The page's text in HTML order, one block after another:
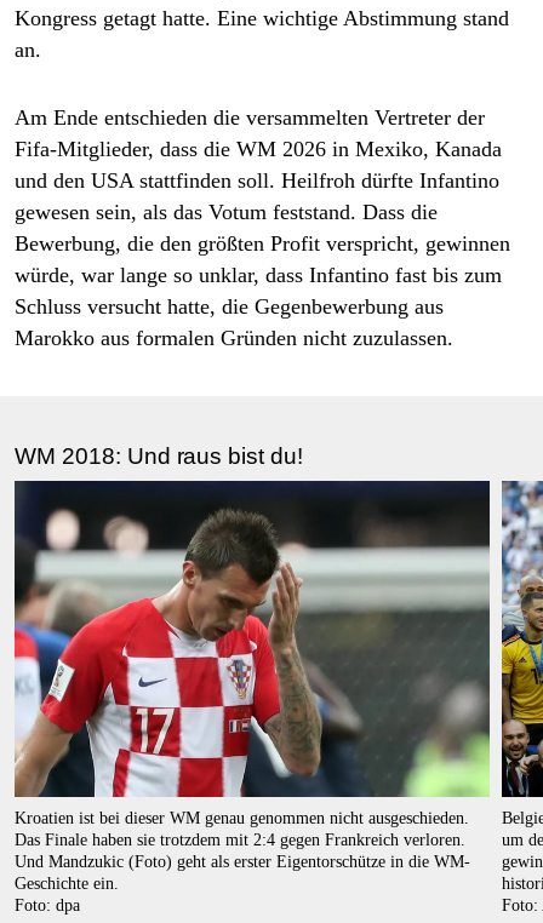
Kongress getagt hatte. Eine wichtige Abstimmung stand
an.
Am Ende entschieden die versammelten Vertreter der
Fifa-Mitglieder, dass die WM 2026 in Mexiko, Kanada
und den USA stattfinden soll. Heilfroh dürfte Infantino
gewesen sein, als das Votum feststand. Dass die
Bewerbung, die den größten Profit verspricht, gewinnen
würde, war lange so unklar, dass Infantino fast bis zum
Schluss versucht hatte, die Gegenbewerbung aus
Marokko aus formalen Gründen nicht zuzulassen.
WM 2018: Und raus bist du!
Kroatien ist bei dieser WM genau genommen nicht ausgeschieden.
Das Finale haben sie trotzdem mit 2:4 gegen Frankreich verloren.
Und Mandzukic (Foto) geht als erster Eigentorschütze in die WM-
Geschichte ein.
Foto: dpa
um
Foto: